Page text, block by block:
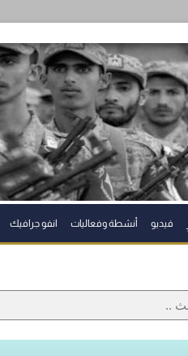
فيديو أنشطة وفعاليات انفو جرافيك